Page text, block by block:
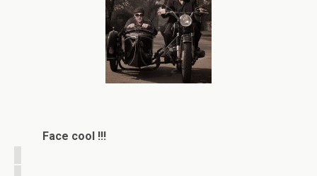
Face cool !!!